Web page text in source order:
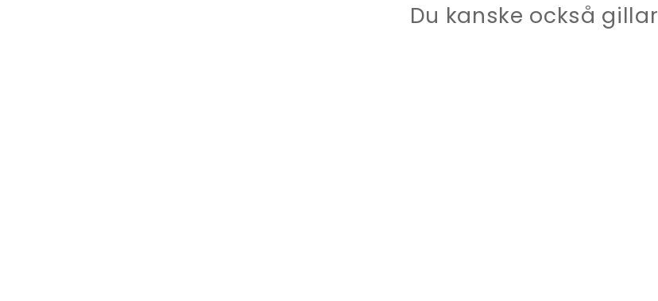
Du kanske också gillar